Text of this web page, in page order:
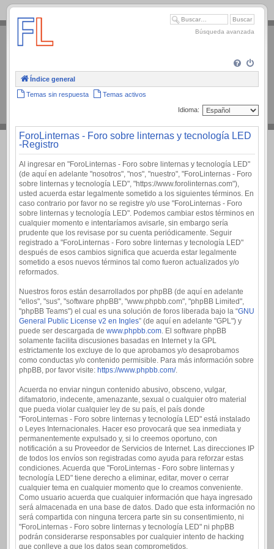
.
Búsqueda avanzada
Índice general
Temas sin respuesta Temas activos
Idioma:
ForoLinternas - Foro sobre linternas y tecnología LED
-Registro
Al ingresar en "ForoLinternas - Foro sobre linternas y tecnología LED"
(de aquí en adelante "nosotros", "nos", "nuestro", "ForoLinternas - Foro
sobre linternas y tecnología LED", "https://www.forolinternas.com"),
usted acuerda estar legalmente sometido a los siguientes términos. En
caso contrario por favor no se registre y/o use "ForoLinternas - Foro
sobre linternas y tecnología LED". Podemos cambiar estos términos en
cualquier momento e intentaríamos avisarle, sin embargo sería
prudente que los revisase por su cuenta periódicamente. Seguir
registrado a "ForoLinternas - Foro sobre linternas y tecnología LED"
después de esos cambios significa que acuerda estar legalmente
sometido a esos nuevos términos tal como fueron actualizados y/o
reformados.
Nuestros foros están desarrollados por phpBB (de aquí en adelante
"ellos", "sus", "software phpBB", "www.phpbb.com", "phpBB Limited",
"phpBB Teams") el cual es una solución de foros liberada bajo la “GNU
General Public License v2 en Ingles” (de aquí en adelante "GPL") y
puede ser descargada de www.phpbb.com . El software phpBB
solamente facilita discusiones basadas en Internet y la GPL
estrictamente los excluye de lo que aprobamos y/o desaprobamos
como conductas y/o contenido permisible. Para más información sobre
phpBB, por favor visite: https://www.phpbb.com/.
Acuerda no enviar ningun contenido abusivo, obsceno, vulgar,
difamatorio, indecente, amenazante, sexual o cualquier otro material
que pueda violar cualquier ley de su país, el país donde
"ForoLinternas - Foro sobre linternas y tecnología LED" está instalado
o Leyes Internacionales. Hacer eso provocará que sea inmediata y
permanentemente expulsado y, si lo creemos oportuno, con
notificación a su Proveedor de Servicios de Internet. Las direcciones IP
de todos los envíos son registradas como ayuda para reforzar estas
condiciones. Acuerda que "ForoLinternas - Foro sobre linternas y
tecnología LED" tiene derecho a eliminar, editar, mover o cerrar
cualquier tema en cualquier momento que lo creamos conveniente.
Como usuario acuerda que cualquier información que haya ingresado
será almacenada en una base de datos. Dado que esta información no
será compartida con ninguna tercera parte sin su consentimiento, ni
"ForoLinternas - Foro sobre linternas y tecnología LED" ni phpBB
podrán considerarse responsables por cualquier intento de hacking
que conlleve a que los datos sean comprometidos.